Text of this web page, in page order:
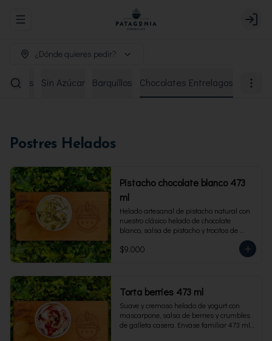
Abrir menu de navegación Login
¿Dónde quieres pedir?
Sin Azúcar Barquillos Chocolates Entrelagos
Postres Helados
Pistacho chocolate blanco 473
ml
Helado artesanal de pistacho natural con
nuestro clásico helado de chocolate
blanco, salsa de pistacho y trocitos de
pistacho. Envase familiar 473 ml, rinde 4
porciones.
$9.000
Torta berries 473 ml
Suave y cremoso helado de yogurt con
mascarpone, salsa de berries y crumbles
de galleta casera. Envase familiar 473 ml,